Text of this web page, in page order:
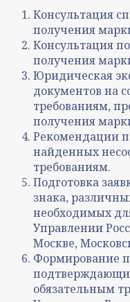
Консультация
получения
Консультация
получения
Юридическая
документов на
требованиям,
получения
Рекомендации
найденных
требованиям.
Подготовка
знака,
необходимых
Управлении
Москве,
Формирование
обязательным